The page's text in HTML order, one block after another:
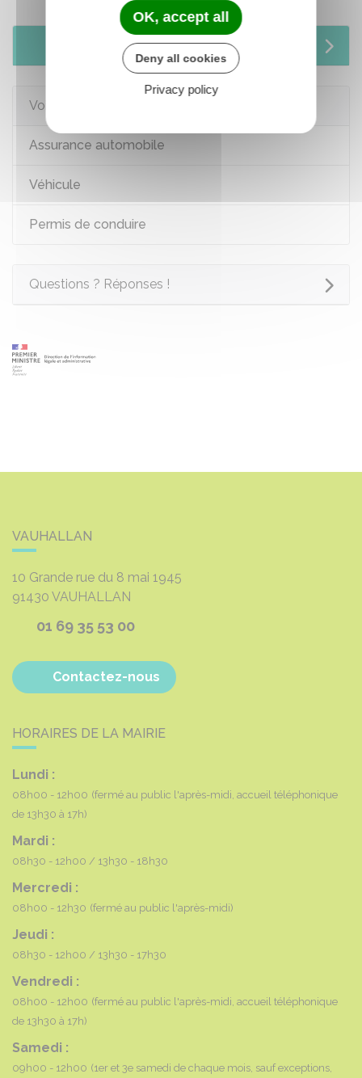
Services en ligne et formulaires
Voir aussi
Assurance automobile
Véhicule
Permis de conduire
Questions ? Réponses !
VAUHALLAN
10 Grande rue du 8 mai 1945
91430 VAUHALLAN
01 69 35 53 00
Contactez-nous
HORAIRES DE LA MAIRIE
Lundi :
08h00 - 12h00 (fermé au public l'après-midi, accueil téléphonique
de 13h30 à 17h)
Mardi :
08h30 - 12h00 13h30 - 18h30
Mercredi :
08h00 - 12h30 (fermé au public l'après-midi)
Jeudi :
08h30 - 12h00 13h30 - 17h30
Vendredi :
08h00 - 12h00 (fermé au public l'après-midi, accueil téléphonique
de 13h30 à 17h)
Samedi :
09h00 - 12h00 (1er et 3e samedi de chaque mois, sauf exceptions,
OK, accept all
Deny all cookies
Privacy policy